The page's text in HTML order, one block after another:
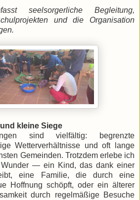
seelsorgerliche Begleitung,
und die Organisation
kleine Siege
sind vielfältig: begrenzte
Wetterverhältnisse und oft lange
Gemeinden. Trotzdem erlebe ich
— ein Kind, das dank einer
eine Familie, die durch eine
Hoffnung schöpft, oder ein älterer
durch regelmäßige Besuche